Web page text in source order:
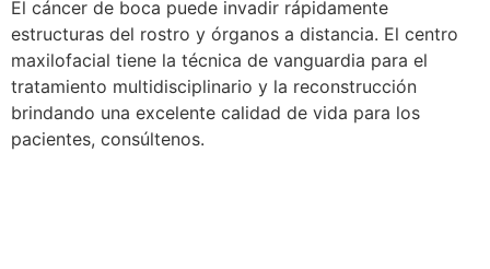
El cáncer de boca puede invadir rápidamente
estructuras del rostro y órganos a distancia. El centro
maxilofacial tiene la técnica de vanguardia para el
tratamiento multidisciplinario y la reconstrucción
brindando una excelente calidad de vida para los
pacientes, consúltenos.